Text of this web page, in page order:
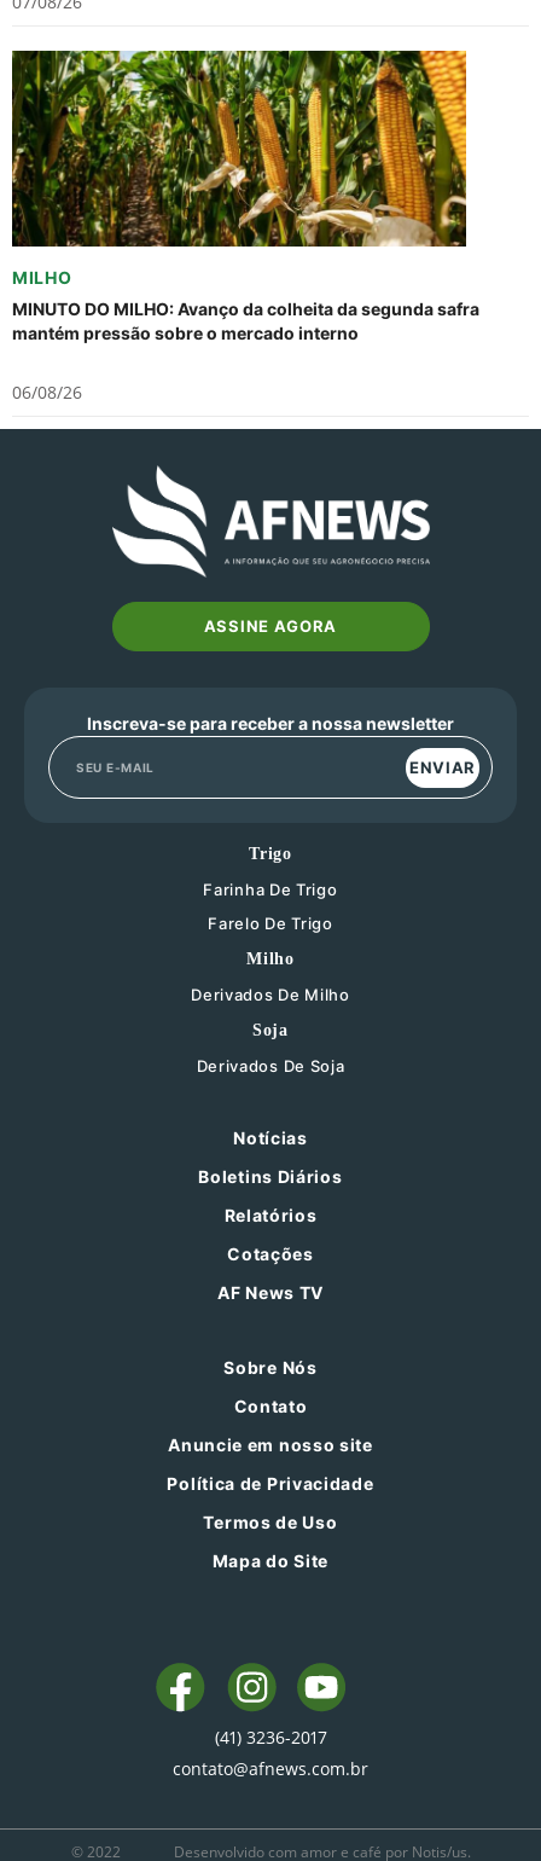
MILHO
MINUTO DO MILHO: Avanço da colheita da segunda safra
mantém pressão sobre o mercado interno
06/08/26
ASSINE AGORA
Inscreva-se para receber a nossa newsletter
ENVIAR
Trigo
Farinha De Trigo
Farelo De Trigo
Milho
Derivados De Milho
Soja
Derivados De Soja
Notícias
Boletins Diários
Relatórios
Cotações
AF News TV
Sobre Nós
Contato
Anuncie em nosso site
Política de Privacidade
Termos de Uso
Mapa do Site
(41) 3236-2017
contato@afnews.com.br
© 2022 Desenvolvido com amor e café por Notis/us.